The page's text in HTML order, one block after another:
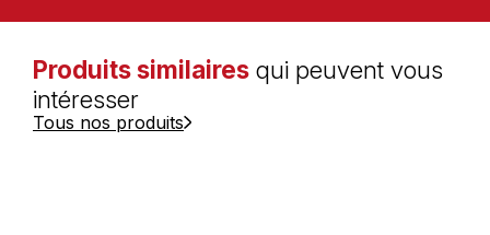
Produits similaires qui peuvent vous
intéresser
Tous nos produits